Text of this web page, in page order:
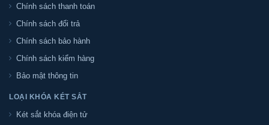
Chính sách thanh toán
Chính sách đổi trả
Chính sách bảo hành
Chính sách kiểm hàng
Bảo mật thông tin
LOẠI KHÓA KÉT SẮT
Két sắt khóa điện tử